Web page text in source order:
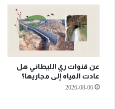
عن قنوات ريّ الليطاني هل
عادت المياه إلى مجاريها؟
2026-08-06